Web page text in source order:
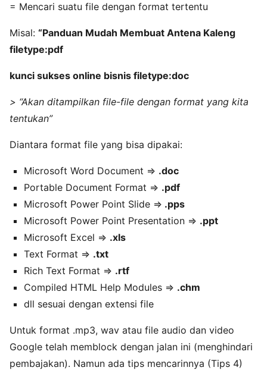
= Mencari suatu file dengan format tertentu
Misal: “Panduan Mudah Membuat Antena Kaleng
filetype:pdf
kunci sukses online bisnis filetype:doc
> “Akan ditampilkan file-file dengan format yang kita
tentukan”
Diantara format file yang bisa dipakai:
Microsoft Word Document => .doc
Portable Document Format => .pdf
Microsoft Power Point Slide => .pps
Microsoft Power Point Presentation => .ppt
Microsoft Excel => .xls
Text Format => .txt
Rich Text Format => .rtf
Compiled HTML Help Modules => .chm
dll sesuai dengan extensi file
Untuk format .mp3, wav atau file audio dan video
Google telah memblock dengan jalan ini (menghindari
pembajakan). Namun ada tips mencarinnya (Tips 4)